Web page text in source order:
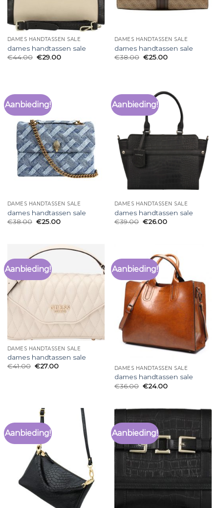
DAMES HANDTASSEN SALE
dames handtassen sale
€44.00 €29.00
DAMES HANDTASSEN SALE
dames handtassen sale
€38.00 €25.00
Aanbieding!
DAMES HANDTASSEN SALE
dames handtassen sale
€38.00 €25.00
Aanbieding!
DAMES HANDTASSEN SALE
dames handtassen sale
€39.00 €26.00
Aanbieding!
DAMES HANDTASSEN SALE
dames handtassen sale
€41.00 €27.00
Aanbieding!
DAMES HANDTASSEN SALE
dames handtassen sale
€36.00 €24.00
Aanbieding! Aanbieding!